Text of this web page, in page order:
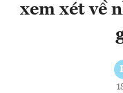
xem xét về